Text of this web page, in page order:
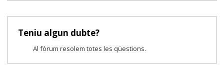
Teniu algun dubte?
Al fòrum resolem totes les qüestions.